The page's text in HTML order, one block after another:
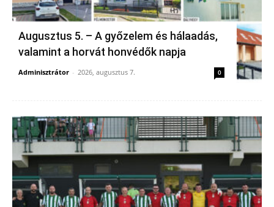
Augusztus 5. – A győzelem és hálaadás,
valamint a horvát honvédők napja
Adminisztrátor - 2026, augusztus 7. 0